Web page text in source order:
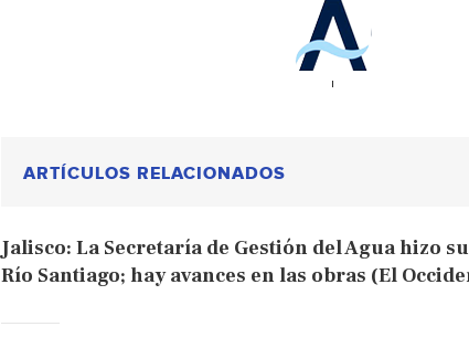
ARTÍCULOS RELACIONADOS
Jalisco: La Secretaría de Gestión del Agua hizo
Río Santiago; hay avances en las obras (El